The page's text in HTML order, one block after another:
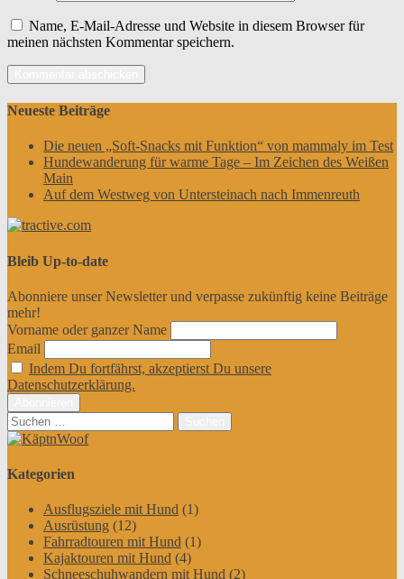
Name, E-Mail-Adresse und Website in diesem Browser für
meinen nächsten Kommentar speichern.
Neueste Beiträge
Die neuen „Soft-Snacks mit Funktion“ von mammaly im Test
Hundewanderung für warme Tage – Im Zeichen des Weißen
Main
Auf dem Westweg von Untersteinach nach Immenreuth
Bleib Up-to-date
Abonniere unser Newsletter und verpasse zukünftig keine Beiträge
mehr!
Vorname oder ganzer Name
Email
Indem Du fortfährst, akzeptierst Du unsere
Datenschutzerklärung.
Suchen
nach:
Kategorien
Ausflugsziele mit Hund (1)
Ausrüstung (12)
Fahrradtouren mit Hund (1)
Kajaktouren mit Hund (4)
Schneeschuhwandern mit Hund (2)